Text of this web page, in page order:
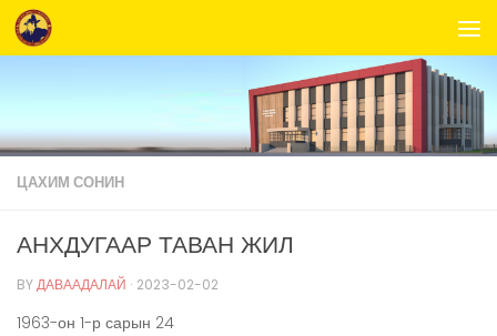
Skip to content
ЦАХИМ СОНИН
АНХДУГААР ТАВАН ЖИЛ
BYДАВААДАЛАЙ · 2023-02-02
1963-он 1-р сарын 24